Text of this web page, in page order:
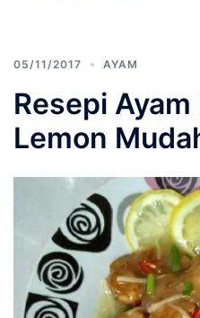
05/11/2017 AYAM
Resepi
Lemon